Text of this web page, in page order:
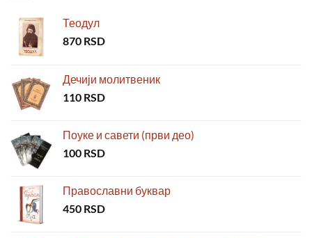
Теодул
870 RSD
Дечији молитвеник
110 RSD
Поуке и савети (први део)
100 RSD
Православни буквар
450 RSD